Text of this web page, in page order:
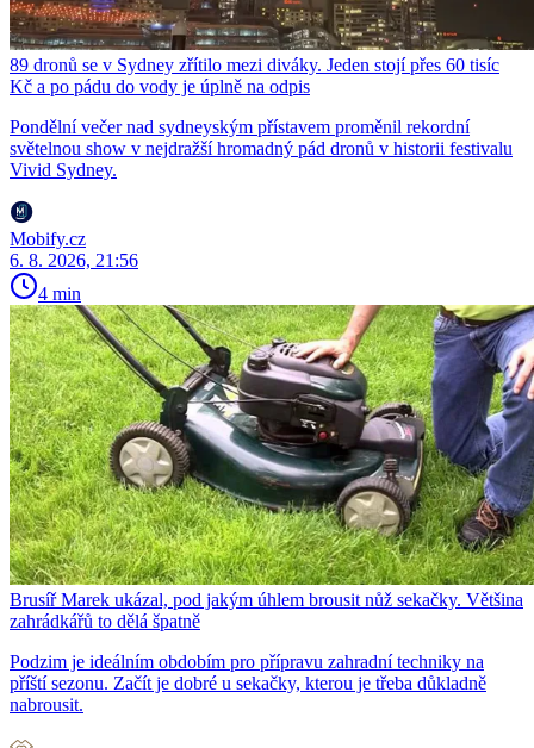
89 dronů se v Sydney zřítilo mezi diváky. Jeden stojí přes 60 tisíc
Kč a po pádu do vody je úplně na odpis
Pondělní večer nad sydneyským přístavem proměnil rekordní
světelnou show v nejdražší hromadný pád dronů v historii festivalu
Vivid Sydney.
Mobify.cz
6. 8. 2026, 21:56
4 min
Brusíř Marek ukázal, pod jakým úhlem brousit nůž sekačky. Většina
zahrádkářů to dělá špatně
Podzim je ideálním obdobím pro přípravu zahradní techniky na
příští sezonu. Začít je dobré u sekačky, kterou je třeba důkladně
nabrousit.